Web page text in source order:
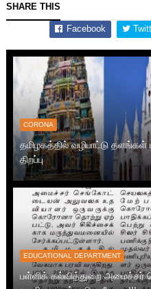
SHARE THIS
Facebook
CORONA
தமிழகத்தில் வழிபாட்டு தளங்கள்
திறப்பு
EDUCATIONAL DEPARTMENT
பள்ளிக் கல்வித்துறை